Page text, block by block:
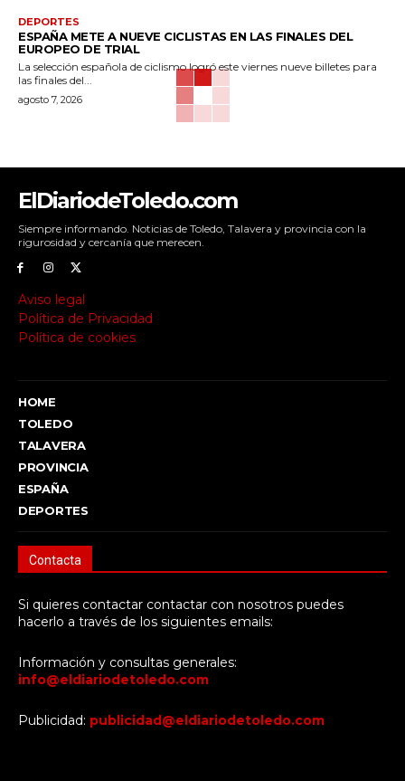
DEPORTES
ESPAÑA METE A NUEVE CICLISTAS EN LAS FINALES DEL
EUROPEO DE TRIAL
La selección española de ciclismo logró este viernes nueve billetes para
las finales del...
agosto 7, 2026
ElDiariodeToledo.com
Siempre informando. Noticias de Toledo, Talavera y provincia con la
rigurosidad y cercanía que merecen.
Aviso legal
Política de Privacidad
Política de cookies
HOME
TOLEDO
TALAVERA
PROVINCIA
ESPAÑA
DEPORTES
Contacta
Si quieres contactar contactar con nosotros puedes
hacerlo a través de los siguientes emails:
Información y consultas generales:
info@eldiariodetoledo.com
Publicidad: publicidad@eldiariodetoledo.com